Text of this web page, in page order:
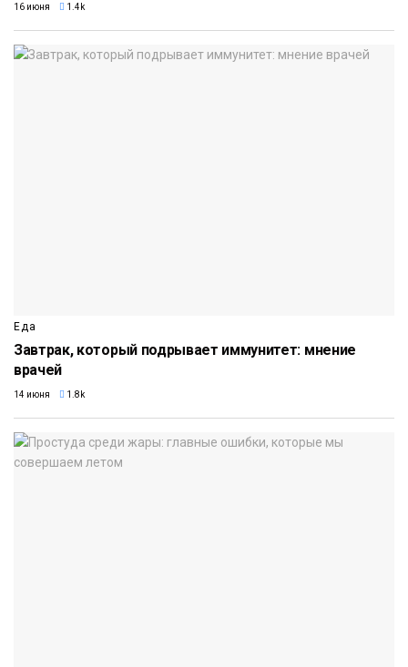
16 июня 1.4k
Еда
Завтрак, который подрывает иммунитет: мнение
врачей
14 июня 1.8k